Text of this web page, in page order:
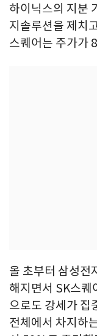
하이닉스의 지분
지솔루션을 제치
스퀘어는 주가가
올 초부터 삼성전
해지면서 SK스퀘
으로도 강세가 집
전체에서 차지하